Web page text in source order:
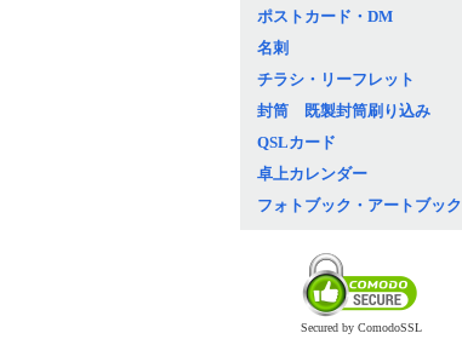
ポストカード・DM
名刺
チラシ・リーフレット
封筒 既製封筒刷り込み
QSLカード
卓上カレンダー
フォトブック・アートブック
Secured by ComodoSSL